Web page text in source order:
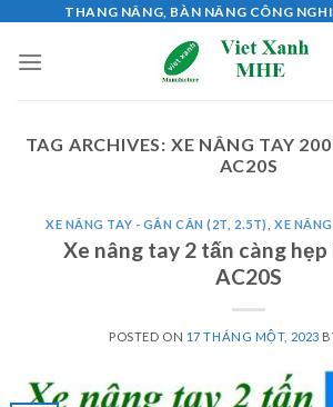
content
THANG NÂNG, BÀN NÂNG CÔNG
TAG ARCHIVES: XE NÂNG TAY
AC20S
XE NÂNG TAY - GẮN CÂN (2T, 2.5T) ,XE
Xe nâng tay 2 tấn càng hẹp
AC20S
POSTED ON 17 THÁNG MỘT, 2023